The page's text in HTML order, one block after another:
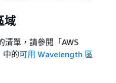
域
單，請參閱「AWS
中的可用 Wavelength 區